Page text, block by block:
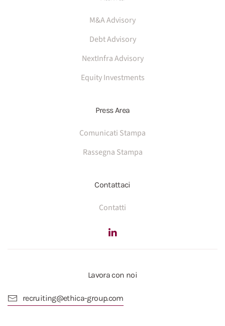
M&A Advisory
Debt Advisory
NextInfra Advisory
Equity Investments
Press Area
Comunicati Stampa
Rassegna Stampa
Contattaci
Contatti
Lavora con noi
recruiting@ethica-group.com